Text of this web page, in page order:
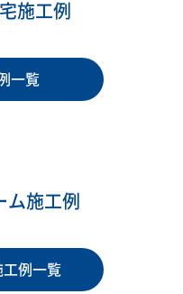
施工例
一覧
ム施工例
工例一覧